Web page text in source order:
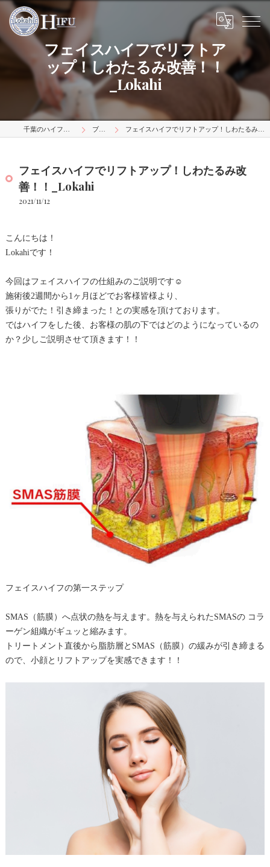
フェイスハイフでリフトア
ップ！しわたるみ改善！！
_Lokahi
ブログ フェイスハイフでリフトアップ！しわたるみ改善！！_Lokahi
フェイスハイフでリフトアップ！しわたるみ改
善！！_Lokahi
2021/11/12
こんにちは！
Lokahiです！
今回はフェイスハイフの仕組みのご説明です☺︎
施術後2週間から1ヶ月ほどでお客様皆様より、
張りがでた！引き締まった！との実感を頂けております。
ではハイフをした後、お客様の肌の下ではどのようになっているの
か？少しご説明させて頂きます！！
フェイスハイフの第一ステップ
SMAS（筋膜）へ点状の熱を与えます。熱を与えられたSMASの コラ
ーゲン組織がギュッと縮みます。
トリートメント直後から脂肪層とSMAS（筋膜）の緩みが引き締まる
ので、⼩顔とリフトアップを実感できます！！